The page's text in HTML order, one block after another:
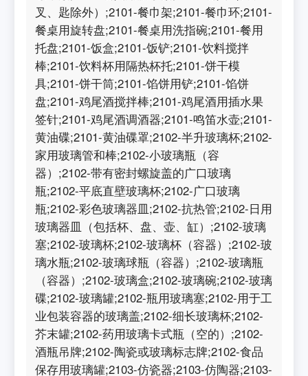
叉、匙除外）;2101-餐巾架;2101-餐巾环;2101-
餐桌用旋转盘;2101-餐桌用洗指碗;2101-餐用
托盘;2101-饭盒;2101-饭铲;2101-饮料搅拌
棒;2101-饮料杯用隔热杯托;2101-饼干模
具;2101-饼干筒;2101-馅饼用铲;2101-馅饼
盘;2101-鸡尾酒搅拌棒;2101-鸡尾酒用插水果
签针;2101-鸡尾酒调酒器;2101-鸣笛水壶;2101-
黄油碟;2101-黄油碟罩;2102-半升玻璃杯;2102-
家用玻璃管和棒;2102-小玻璃瓶（容
器）;2102-带有密封螺旋盖的广口玻璃
瓶;2102-平底直壁玻璃杯;2102-广口玻璃
瓶;2102-彩色玻璃器皿;2102-抗热管;2102-日用
玻璃器皿（包括杯、盘、壶、缸）;2102-玻璃
塞;2102-玻璃杯;2102-玻璃杯（容器）;2102-玻
璃水瓶;2102-玻璃球瓶（容器）;2102-玻璃瓶
（容器）;2102-玻璃盒;2102-玻璃碗;2102-玻璃
碟;2102-玻璃罐;2102-瓶用玻璃塞;2102-用于工
业包装容器的玻璃盖;2102-细长玻璃杯;2102-
芥末罐;2102-药用玻璃卡式瓶（空的）;2102-
酒瓶吊牌;2102-陶瓷或玻璃标志牌;2102-食品
保存用玻璃罐;2103-仿瓷器;2103-仿陶器;2103-